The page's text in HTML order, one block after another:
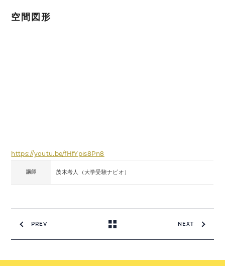
空間図形
https://youtu.be/fHfYpis8Pn8
講師 茂木考人（大学受験ナビオ）
PREV NEXT